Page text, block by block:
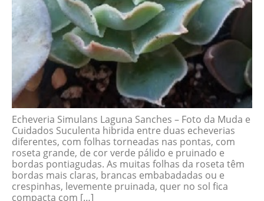
Echeveria Simulans Laguna Sanches – Foto da Muda e
Cuidados Suculenta hibrida entre duas echeverias
diferentes, com folhas torneadas nas pontas, com
roseta grande, de cor verde pálido e pruinado e
bordas pontiagudas. As muitas folhas da roseta têm
bordas mais claras, brancas embabadadas ou e
crespinhas, levemente pruinada, quer no sol fica
compacta com […]